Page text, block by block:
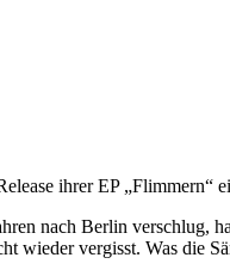
ihrer EP
nach Berlin verschlug,
wieder vergisst. Was die